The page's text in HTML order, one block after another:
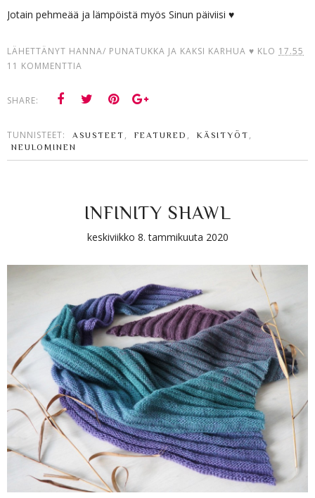
Jotain pehmeää ja lämpöistä myös Sinun päiviisi ♥
LÄHETTÄNYT HANNA/ PUNATUKKA JA KAKSI KARHUA ♥ KLO 17.55
11 KOMMENTTIA
SHARE:
TUNNISTEET: ASUSTEET , FEATURED , KÄSITYÖT ,
NEULOMINEN
INFINITY SHAWL
keskiviikko 8. tammikuuta 2020